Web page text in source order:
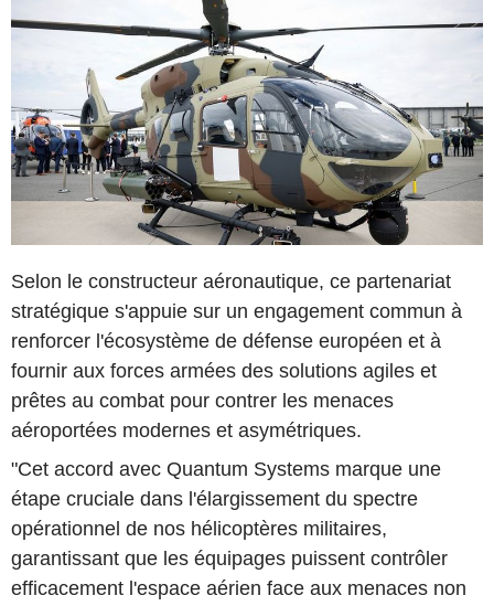
Selon le constructeur aéronautique, ce partenariat
stratégique s'appuie sur un engagement commun à
renforcer l'écosystème de défense européen et à
fournir aux forces armées des solutions agiles et
prêtes au combat pour contrer les menaces
aéroportées modernes et asymétriques.
"Cet accord avec Quantum Systems marque une
étape cruciale dans l'élargissement du spectre
opérationnel de nos hélicoptères militaires,
garantissant que les équipages puissent contrôler
efficacement l'espace aérien face aux menaces non